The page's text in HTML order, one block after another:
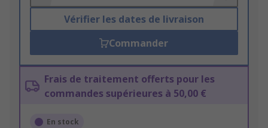
Vérifier les dates de livraison
Commander
Frais de traitement offerts pour les
commandes supérieures à 50,00 €
En stock